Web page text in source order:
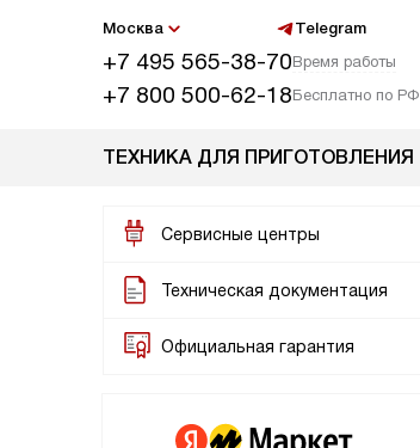
Москва Telegram
+7 495 565-38-70Время работы
+7 800 500-62-18Бесплатно по РФ
ТЕХНИКА ДЛЯ ПРИГОТОВЛЕНИЯ
Сервисные центры
Техническая документация
Официальная гарантия